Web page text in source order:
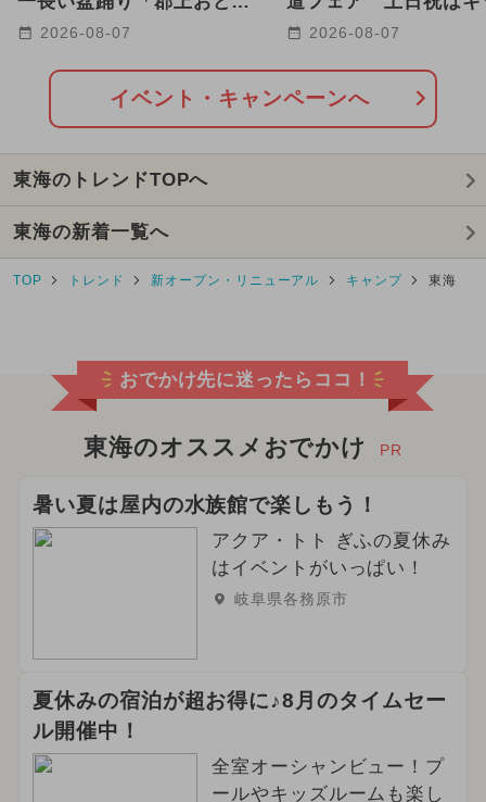
り」、8/13〜は徹夜おどりも
2026-08-07
ニュー＆ハロウィン
2026-08-07
イベント・キャンペーンへ
東海のトレンドTOPへ
東海の新着一覧へ
TOP トレンド 新オープン・リニューアル キャンプ 東海
おでかけ先に迷ったらココ！
東海のオススメおでかけ PR
暑い夏は屋内の水族館で楽しもう！
アクア・トト ぎふの夏休み
はイベントがいっぱい！
岐阜県各務原市
夏休みの宿泊が超お得に♪8月のタイムセー
ル開催中！
全室オーシャンビュー！プ
ールやキッズルームも楽し